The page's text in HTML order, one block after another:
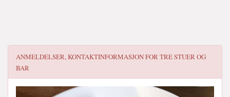
ANMELDELSER, KONTAKTINFORMASJON FORTRE STUER OG
BAR